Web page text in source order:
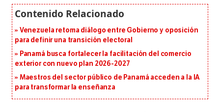
Venezuela retoma diálogo entre Gobierno y oposición
para definir una transición electoral
Panamá busca fortalecer la facilitación del comercio
exterior con nuevo plan 2026-2027
Maestros del sector público de Panamá acceden a la IA
para transformar la enseñanza